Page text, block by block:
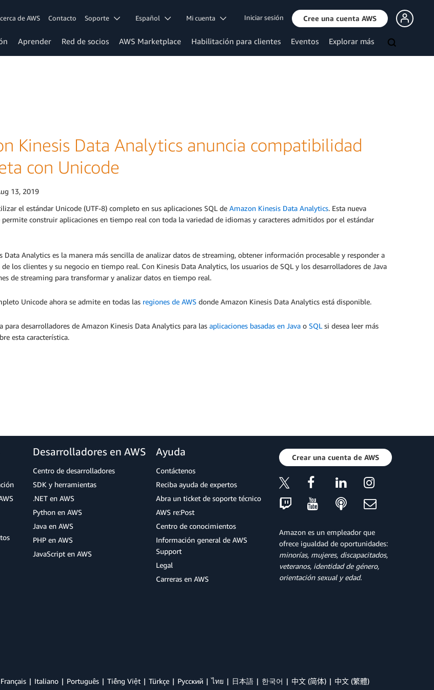
de AWS Contacto Soporte Español Mi cuenta Iniciar sesión Cree una cuenta AWS
Aprender Red de socios AWS Marketplace Habilitación para clientes Eventos Explorar más
Kinesis Data Analytics anuncia compatibilidad
con Unicode
13, 2019
el estándar Unicode (UTF-8) completo en sus aplicaciones SQL de Amazon Kinesis Data Analytics. Esta nueva
permite construir aplicaciones en tiempo real con toda la variedad de idiomas y caracteres admitidos por el estándar
Data Analytics es la manera más sencilla de analizar datos de streaming, obtener información procesable y responder a
de los clientes y su negocio en tiempo real. Con Kinesis Data Analytics, los usuarios de SQL y los desarrolladores de Java
de streaming para transformar y analizar datos en tiempo real.
Unicode ahora se admite en todas las regiones de AWS donde Amazon Kinesis Data Analytics está disponible.
para desarrolladores de Amazon Kinesis Data Analytics para las aplicaciones basadas en Java o SQL si desea leer más
esta característica.
Desarrolladores en AWS
Centro de desarrolladores
SDK y herramientas
.NET en AWS
Python en AWS
Java en AWS
PHP en AWS
JavaScript en AWS
Ayuda
Contáctenos
Reciba ayuda de expertos
Abra un ticket de soporte técnico
AWS re:Post
Centro de conocimientos
Información general de AWS
Support
Legal
Carreras en AWS
Crear una cuenta de AWS
Amazon es un empleador que
ofrece igualdad de oportunidades:
minorías, mujeres, discapacitados,
veteranos, identidad de género,
orientación sexual y edad.
Français Italiano Português Tiếng Việt Türkçe Ρусский ไทย 日本語 한국어 中文 (简体) 中文 (繁體)